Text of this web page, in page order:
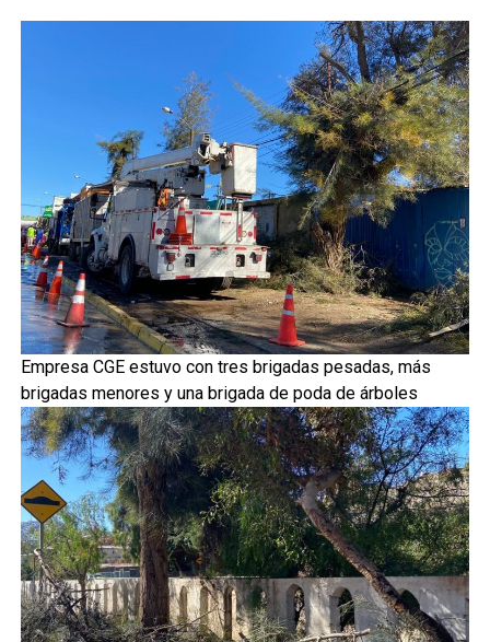
Empresa CGE estuvo con tres brigadas pesadas, más
brigadas menores y una brigada de poda de árboles